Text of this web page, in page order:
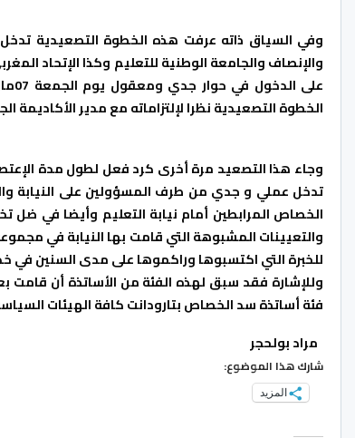
وفي السياق ذاته عرفت هذه الخطوة التصعيدية
والإنصاف والجامعة الوطنية للتعليم وكذا الإتحاد
الخطوة التصعيدية نظرا لإلتزاماته مع مدير الأكاديمة
وجاء هذا التصعيد مرة أخرى كرد فعل لطول مدة
تدخل عملي و جدي من طرف المسؤولين على النيابة
الخصاص المرابطين أمام نيابة التعليم وأيضا في
والتعيينات المشبوهة التي قامت بها النيابة في
للخبرة التي اكتسبوها وراكموها على مدى السنين في
وللإشارة فقد سبق لهذه الفئة من الأساتذة أن قامت
فئة أساتذة سد الخصاص بتارودانت كافة الهيئات
مراد بولحجر
شارك هذا الموضوع:
المزيد